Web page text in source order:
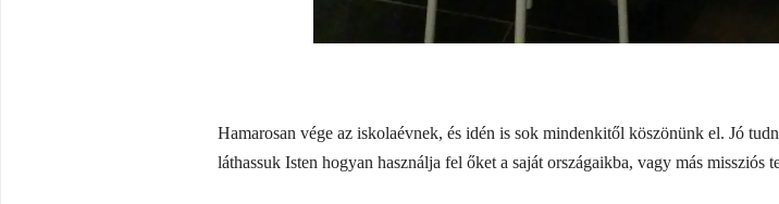
Hamarosan vége az iskolaévnek, és idén is sok mindenkitől köszönünk el. Jó
láthassuk Isten hogyan használja fel őket a saját országaikba, vagy más missziós